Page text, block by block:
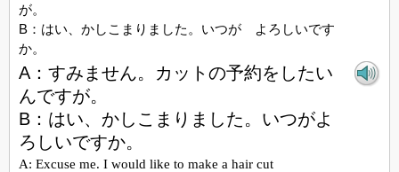
が。
B：はい、かしこまりました。いつが よろしいです
か。
A：すみません。カットの予約をしたい
んですが。
B：はい、かしこまりました。いつがよ
ろしいですか。
A: Excuse me. I would like to make a hair cut